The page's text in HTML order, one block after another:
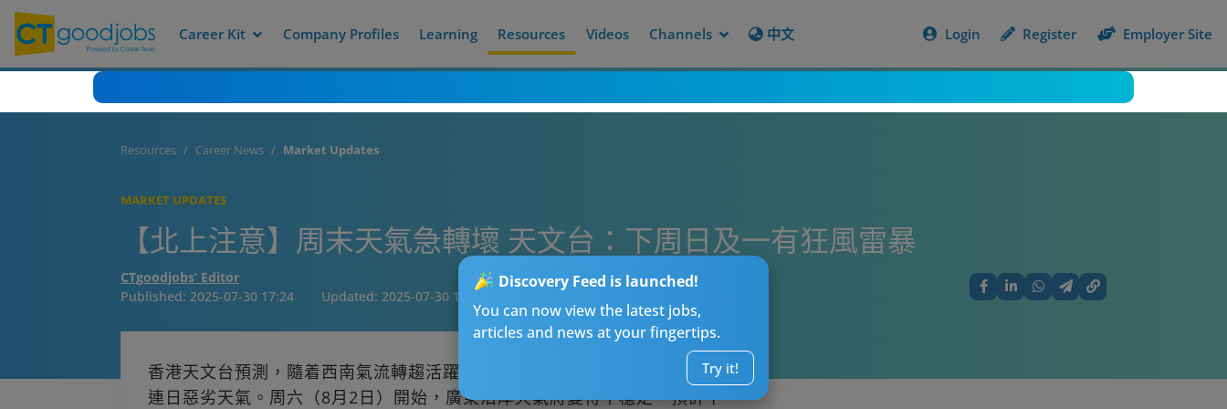
Career Kit Company Profiles Learning Resources Videos Channels 中文 Login Register Employer Site
Discovery Feed is launched!
You can now view the latest jobs,
articles and news at your fingertips.
Try it!
Resources Career News Market Updates
MARKET UPDATES
【北上注意】周末天氣急轉壞 天文台：下周日及一有狂風雷暴
CTgoodjobs’ Editor
Published: 2025-07-30 17:24 Updated: 2025-07-30 17:24
香港天文台預測，隨着西南氣流轉趨活躍及受高空擾動影響，本周末起將迎來
連日惡劣天氣。周六（8月2日）開始，廣東沿岸天氣將變得不穩定，預計下